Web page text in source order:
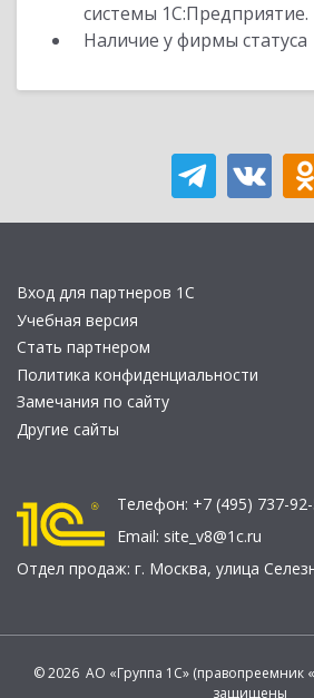
системы 1С:Предприятие.
Наличие у фирмы статуса
Вход для партнеров 1С
Учебная версия
Стать партнером
Политика конфиденциальности
Замечания по сайту
Другие сайты
Телефон: +7 (495) 737-
Email: site_v8@1c.ru
Отдел продаж: г. Москва, улица
© 2026 АО «Группа 1С» (правопреемник
защищены